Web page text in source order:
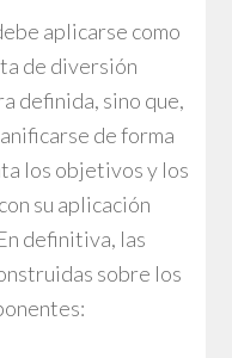
aplicarse como
de diversión
definida, sino que,
de forma
los objetivos y los
su aplicación
definitiva, las
sobre los